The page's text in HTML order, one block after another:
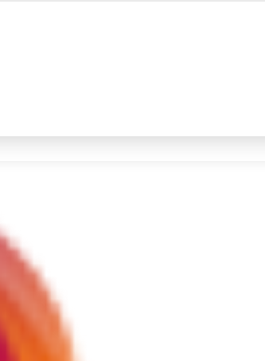
yang dicari